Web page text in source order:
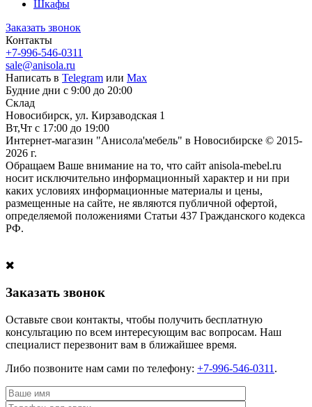
Шкафы
Заказать звонок
Контакты
+7-996-546-0311
sale@anisola.ru
Написать в Telegram или Max
Будние дни с 9:00 до 20:00
Склад
Новосибирск, ул. Кирзаводская 1
Вт,Чт с 17:00 до 19:00
Интернет-магазин "Анисола'мебель" в Новосибирске © 2015-
2026 г.
Обращаем Ваше внимание на то, что сайт anisola-mebel.ru
носит исключительно информационный характер и ни при
каких условиях информационные материалы и цены,
размещенные на сайте, не являются публичной офертой,
определяемой положениями Статьи 437 Гражданского кодекса
РФ.
Заказать звонок
Оставьте свои контакты, чтобы получить бесплатную
консультацию по всем интересующим вас вопросам. Наш
специалист перезвонит вам в ближайшее время.
Либо позвоните нам сами по телефону: +7-996-546-0311 .